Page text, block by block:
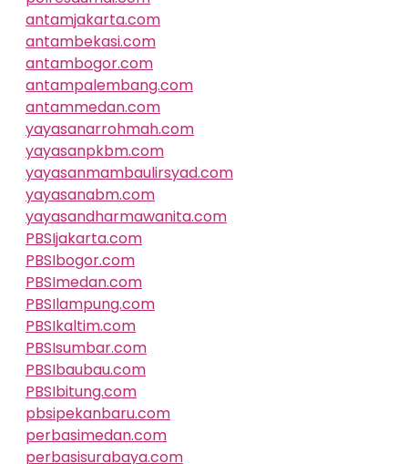
antamjakarta.com
antambekasi.com
antambogor.com
antampalembang.com
antammedan.com
yayasanarrohmah.com
yayasanpkbm.com
yayasanmambaulirsyad.com
yayasanabm.com
yayasandharmawanita.com
PBSIjakarta.com
PBSIbogor.com
PBSImedan.com
PBSIlampung.com
PBSIkaltim.com
PBSIsumbar.com
PBSIbaubau.com
PBSIbitung.com
pbsipekanbaru.com
perbasimedan.com
perbasisurabaya.com